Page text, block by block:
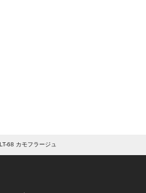
68 カモフラージュ